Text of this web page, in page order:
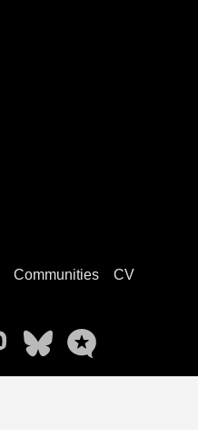
Communities
CV